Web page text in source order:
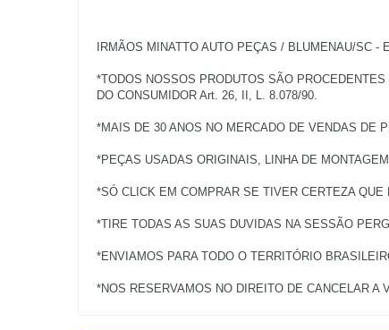
IRMÃOS MINATTO AUTO PEÇAS / BLUMENAU/SC -
*TODOS NOSSOS PRODUTOS SÃO
DO CONSUMIDOR Art. 26, II, L. 8.078/90.
*MAIS DE 30 ANOS NO MERCADO DE VENDAS DE
*PEÇAS USADAS ORIGINAIS, LINHA DE
*SÓ CLICK EM COMPRAR SE TIVER CERTEZA
*TIRE TODAS AS SUAS DUVIDAS NA SESSÃO
*ENVIAMOS PARA TODO O TERRITÓRIO